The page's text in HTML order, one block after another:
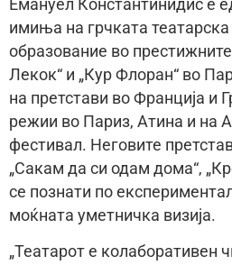
Емануел Константинидис е
имиња на грчката театарска
образование во
Лекок“ и „Кур Флоран“ во
на претстави во Франција и
режии во Париз, Атина и на
фестивал. Неговите
„Сакам да си одам дома“,
се познати по
моќната уметничка визија.
„Театарот е колаборативен